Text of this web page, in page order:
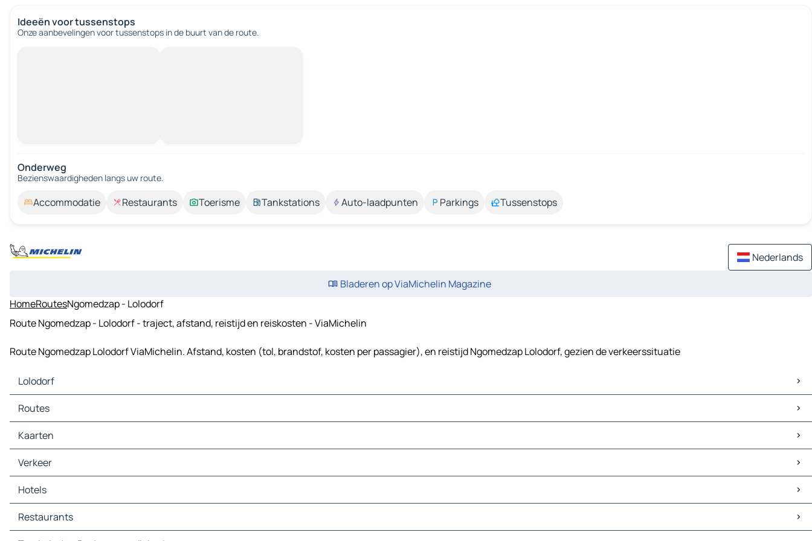
Ideeën voor tussenstops
Onze aanbevelingen voor tussenstops in de buurt van de route.
Onderweg
Bezienswaardigheden langs uw route.
Accommodatie Restaurants Toerisme Tankstations Auto-laadpunten Parkings Tussenstops
Nederlands
Bladeren op ViaMichelin Magazine
HomeRoutesNgomedzap - Lolodorf
Route Ngomedzap - Lolodorf - traject, afstand, reistijd en reiskosten - ViaMichelin
Route Ngomedzap Lolodorf ViaMichelin. Afstand, kosten (tol, brandstof, kosten per passagier), en reistijd Ngomedzap Lolodorf, gezien de verkeerssituatie
Lolodorf
Lolodorf Kaarten
Lolodorf Verkeer
Lolodorf Hotels
Lolodorf Restaurants
Lolodorf Tankstations
Routes
Kaarten
Verkeer
Hotels
Restaurants